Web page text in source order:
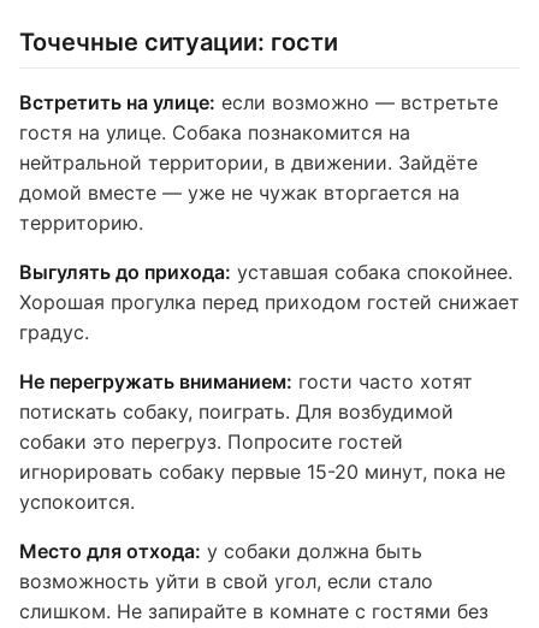
Точечные ситуации: гости
Встретить на улице: если возможно — встретьте
гостя на улице. Собака познакомится на
нейтральной территории, в движении. Зайдёте
домой вместе — уже не чужак вторгается на
территорию.
Выгулять до прихода: уставшая собака спокойнее.
Хорошая прогулка перед приходом гостей снижает
градус.
Не перегружать вниманием: гости часто хотят
потискать собаку, поиграть. Для возбудимой
собаки это перегруз. Попросите гостей
игнорировать собаку первые 15-20 минут, пока не
успокоится.
Место для отхода: у собаки должна быть
возможность уйти в свой угол, если стало
слишком. Не запирайте в комнате с гостями без